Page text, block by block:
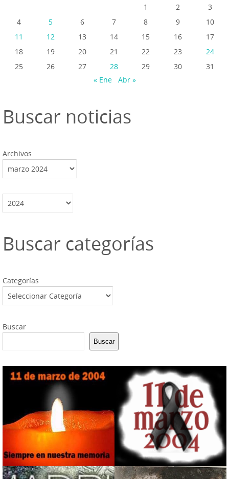
1 2
3
4
5 6 7 8 9
10
11
12 13 14 15 16
17
18
19 20 21 22 23
24
25
26 27 28 29 30
31
« Ene
Abr »
Buscar noticias
Archivos
Archivos
Buscar categorías
Categorías
Buscar
Buscar